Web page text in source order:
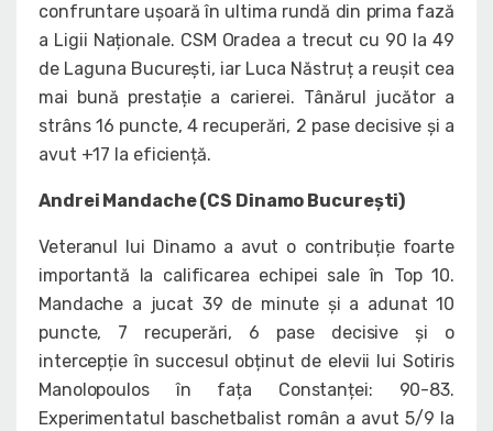
confruntare ușoară în ultima rundă din prima fază
a Ligii Naționale. CSM Oradea a trecut cu 90 la 49
de Laguna București, iar Luca Năstruț a reușit cea
mai bună prestație a carierei. Tânărul jucător a
strâns 16 puncte, 4 recuperări, 2 pase decisive și a
avut +17 la eficiență.
Andrei Mandache (CS Dinamo București)
Veteranul lui Dinamo a avut o contribuție foarte
importantă la calificarea echipei sale în Top 10.
Mandache a jucat 39 de minute și a adunat 10
puncte, 7 recuperări, 6 pase decisive și o
intercepție în succesul obținut de elevii lui Sotiris
Manolopoulos în fața Constanței: 90-83.
Experimentatul baschetbalist român a avut 5/9 la